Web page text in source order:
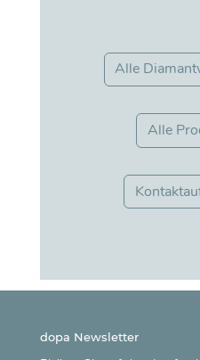
Alle
Alle
dopa Newsletter